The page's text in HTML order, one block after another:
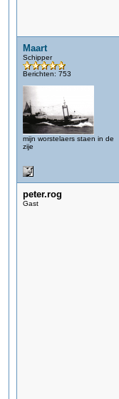
Maart
Schipper
Berichten: 753
mijn worstelaers staen in de
zije
peter.rog
Gast